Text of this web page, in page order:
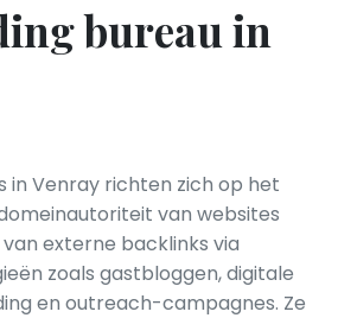
bureau in
in Venray richten zich op het
van websites
externe backlinks via
zoals gastbloggen, digitale
en outreach-campagnes. Ze